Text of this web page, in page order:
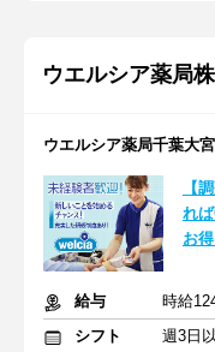
ウエルシア薬局
ウエルシア薬局千葉大
【
れ
お
給与
時給
シフト
週3日